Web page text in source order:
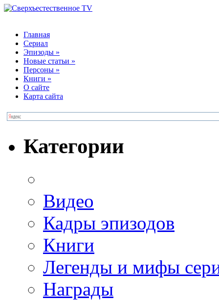
Главная
Сериал
Эпизоды »
Новые статьи »
Персоны »
Книги »
О сайте
Карта сайта
Категории
Видео
Кадры эпизодов
Книги
Легенды и мифы
Награды